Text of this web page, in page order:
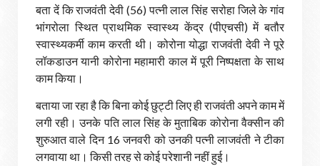
बता दें कि राजवंती देवी (56) पत्नी लाल सिंह सरोहा जिले के गांव
भांगरोला स्थित प्राथमिक स्वास्थ्य केंद्र (पीएचसी) में बतौर
स्वास्थ्यकर्मी काम करती थी। कोरोना योद्धा राजवंती देवी ने पूरे
लॉकडाउन यानी कोरोना महामारी काल में पूरी निष्पक्षता के साथ
काम किया।
बताया जा रहा है कि बिना कोई छुट्टी लिए ही राजवंती अपने काम में
लगी रही। उनके पति लाल सिंह के मुताबिक कोरोना वैक्सीन की
शुरुआत वाले दिन 16 जनवरी को उनकी पत्नी लाजवंती ने टीका
लगवाया था। किसी तरह से कोई परेशानी नहीं हुई।